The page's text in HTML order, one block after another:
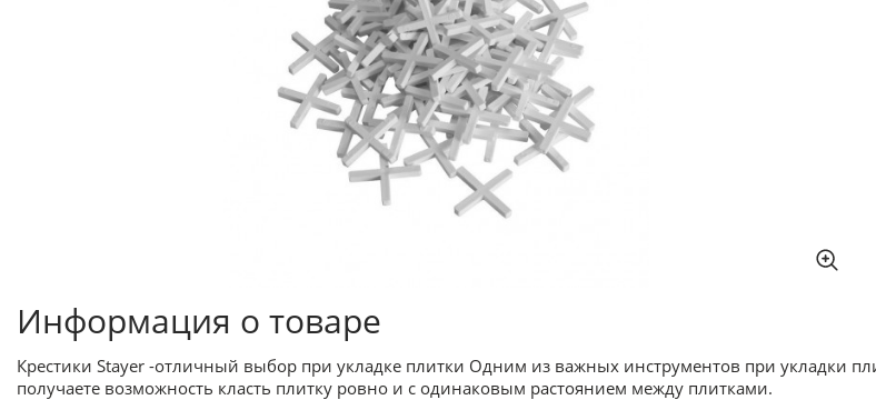
Информация о товаре
Крестики Stayer -отличный выбор при укладке плитки Одним из важных инструментов при укладки
получаете возможность класть плитку ровно и с одинаковым растоянием между плитками.